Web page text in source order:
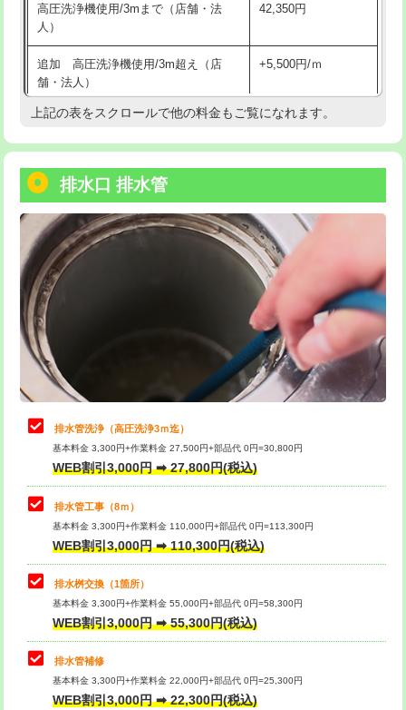
め込み）)
給水管工事※（土の掘削・埋め戻し作
業)
11,000円
給水管工事※（塩ビ管（VP・HI）使
用/3ｍまで)
用（追加）/3ｍ超え)
給水管工事※（ライニング鋼管・銅
管・ポリ管・HT管使用/3ｍまで)
44,000円
給水管工事※（ライニング鋼管・銅
管・ポリ管・HT管使用/3ｍ超え)
+8,800円
排水管工事（土の掘削・埋め戻し作
業）
11,000円~
排水管工事（排水管工事/3ｍまで） 55,000円
排水管工事（追加 排水管工事/3ｍ超
え）
マス交換（土の掘削・埋め戻し作業）
マス交換（深さ50㎝未満）
マス交換（深さ50㎝以上） 66,000円
コンクリート斫り（厚さ10㎝まで）
コンクリート斫り（厚さ10㎝超え）
モルタル補修（厚さ10㎝まで）
モルタル補修（厚さ10㎝超え）
高圧洗浄機使用/3mまで（店舗・法
人）
42,350円
追加 高圧洗浄機使用/3m超え（店
舗・法人）
+5,500円/ｍ
高度高圧洗浄換 現地調査
トーラー機使用/3mまで
追加トーラー機使用/3m超え +3,300円
カメラ調査 33,000円
桝清掃 8,800円
止水・漏水調査・防水処理・清掃・修
理・調整・分解・加工など（軽作業）
11,000円
止水・漏水調査・防水処理・清掃・修
理・調整・分解・加工など（中作業）
22,000円
止水・漏水調査・防水処理・清掃・修
理・調整・分解・加工など（重作業）
33,000円
その他部品の脱着
交換・取付（タンク） 22,000円+材料費
交換・取付(単水栓（壁付・デッキ
式）)
交換・取付(混合水栓（壁付・デッキ
式・ワンホール）)
16,500円+材料費
交換・取付(排水栓・排水トラップ
上記の表をスクロールで他の料金もご覧になれます。
排水口 排水管
排水管洗浄（高圧洗浄3ｍ迄）
基本料金 3,300円+作業料金 27,500円+部品代 0円=30,800円
WEB割引3,000円 ➡ 27,800円(税込)
排水管工事（8ｍ）
基本料金 3,300円+作業料金 110,000円+部品代 0円=113,300円
WEB割引3,000円 ➡ 110,300円(税込)
排水桝交換（1箇所）
基本料金 3,300円+作業料金 55,000円+部品代 0円=58,300円
WEB割引3,000円 ➡ 55,300円(税込)
排水管補修
基本料金 3,300円+作業料金 22,000円+部品代 0円=25,300円
WEB割引3,000円 ➡ 22,300円(税込)